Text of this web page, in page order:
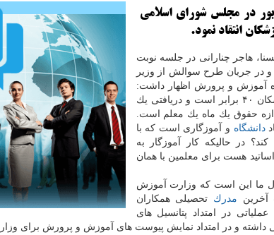
در مجلس شورای اسلامی
انتقاد نمود.
هاجر چنارانی در جلسه نوبت
جریان طرح سوالش از وزیر
آموزش و پرورش اظهار داشت:
هم اكنون فاصله حقوق معلمان و پزشكان ۴۰ برابر است و دریافتی یك
حقوق یك ماه یك معلم است.
دانشگاه و آموزگاری است كه با
در حالیكه كار آموزگار به
هست برای معلمین با همان
ما این است كه وزارت آموزش
آخرین مدرك تحصیلی همكاران
در امتداد پتانسیل های
داشته و در امتداد نمایش پیوست های آموزش و پرورش برای